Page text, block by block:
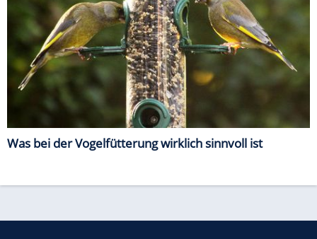
Was bei der Vogelfütterung wirklich sinnvoll ist